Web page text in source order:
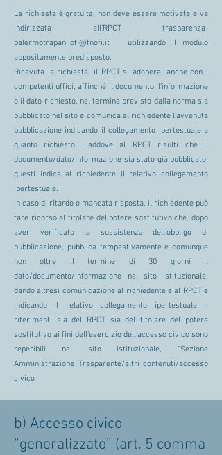
La richiesta è gratuita, non deve essere motivata e va
indirizzata all’RPCT trasparenza-
palermotrapani.ofi@fnofi.it utilizzando il modulo
appositamente predisposto.
Ricevuta la richiesta, il RPCT si adopera, anche con i
competenti uffici, affinché il documento, l’informazione
o il dato richiesto, nel termine previsto dalla norma sia
pubblicato nel sito e comunica al richiedente l’avvenuta
pubblicazione indicando il collegamento ipertestuale a
quanto richiesto. Laddove al RPCT risulti che il
documento/dato/Informazione sia stato già pubblicato,
questi indica al richiedente il relativo collegamento
ipertestuale.
In caso di ritardo o mancata risposta, il richiedente può
fare ricorso al titolare del potere sostitutivo che, dopo
aver verificato la sussistenza dell’obbligo di
pubblicazione, pubblica tempestivamente e comunque
non oltre il termine di 30 giorni il
dato/documento/informazione nel sito istituzionale,
dando altresì comunicazione al richiedente e al RPCT e
indicando il relativo collegamento ipertestuale. I
riferimenti sia del RPCT sia del titolare del potere
sostitutivo ai fini dell’esercizio dell’accesso civico sono
reperibili nel sito istituzionale, “Sezione
Amministrazione Trasparente/altri contenuti/accesso
civico
b) Accesso civico
“generalizzato” (art. 5 comma